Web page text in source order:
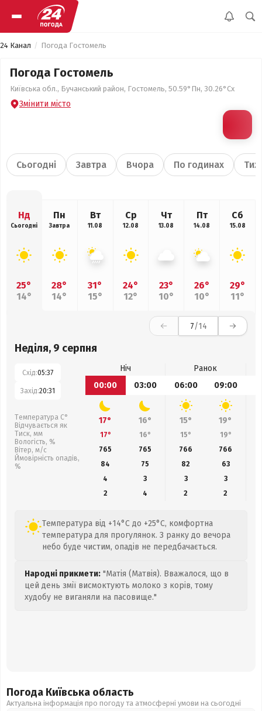
24 Канал Погода Гостомель
Погода Гостомель
Київська обл., Бучанський район, Гостомель, 50.59°Пн, 30.26°Сх
Змінити місто
Сьогодні Завтра Вчора По годинах
Нд
Сьогодні
25°
14°
Пн
Завтра
28°
14°
Вт
11.08
31°
15°
Ср
12.08
24°
12°
Чт
13.08
23°
10°
Пт
14.08
26°
10°
Сб
15.08
29°
11°
7/14
Неділя, 9 серпня
Схід:05:37
Захід:20:31
Температура С°
Відчувається як
Тиск, мм
Вологість, %
Вітер, м/с
Ймовірність опадів,
%
Ніч
Ранок
00:00
03:00 06:00 09:00
17° 16° 15° 19°
17° 16° 15° 19°
765
765 766 766
84
75 82 63
4
3 3
3
2
4 2 2
Температура від +14°C до +25°C, комфортна
температура для прогулянок. З ранку до вечора
небо буде чистим, опадів не передбачається.
Народні прикмети: "Матія (Матвія). Вважалося, що в
цей день змії висмоктують молоко з корів, тому
худобу не виганяли на пасовище."
Погода Київська область
Актуальна інформація про погоду та атмосферні умови на сьогодні